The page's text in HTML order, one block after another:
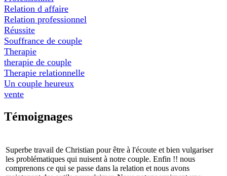
Relation d affaire
Relation professionnel
Réussite
Souffrance de couple
Therapie
therapie de couple
Therapie relationnelle
Un couple heureux
vente
Témoignages
Superbe travail de Christian pour être à l'écoute et bien vulgariser
les problématiques qui nuisent à notre couple. Enfin !! nous
comprenons ce qui se passe dans la relation et nous avons